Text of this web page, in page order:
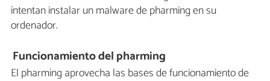
intentan instalar un malware de pharming en su
ordenador.
Funcionamiento del pharming
El pharming aprovecha las bases de funcionamiento de